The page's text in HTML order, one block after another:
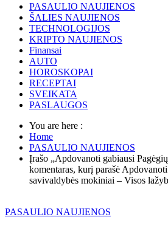
PASAULIO NAUJIENOS
ŠALIES NAUJIENOS
TECHNOLOGIJOS
KRIPTO NAUJIENOS
Finansai
AUTO
HOROSKOPAI
RECEPTAI
SVEIKATA
PASLAUGOS
You are here :
Home
PASAULIO NAUJIENOS
Įrašo „Apdovanoti gabiausi
komentaras, kurį parašė
savivaldybės mokiniai – Visos
PASAULIO NAUJIENOS